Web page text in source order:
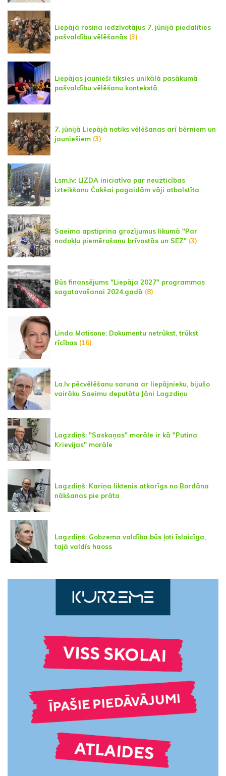
Liepājā rosina iedzīvotājus 7. jūnijā piedalīties
pašvaldību vēlēšanās (3)
Liepājas jaunieši tiksies unikālā pasākumā
pašvaldību vēlēšanu kontekstā
7. jūnijā Liepājā notiks vēlēšanas arī bērniem un
jauniešiem (3)
Lsm.lv: LIZDA iniciatīva par neuzticības
izteikšanu Čakšai pagaidām vāji atbalstīta
Saeima apstiprina grozījumus likumā "Par
nodokļu piemērošanu brīvostās un SEZ" (3)
Būs finansējums "Liepāja 2027" programmas
sagatavošanai 2024.gadā (8)
Linda Matisone: Dokumentu netrūkst, trūkst
rīcības (16)
La.lv pēcvēlēšanu saruna ar liepājnieku, bijušo
vairāku Saeimu deputātu Jāni Lagzdiņu
Lagzdiņš: "Saskaņas" morāle ir kā "Putina
Krievijas" morāle
Lagzdiņš: Kariņa liktenis atkarīgs no Bordāna
nākšanas pie prāta
Lagzdiņš: Gobzema valdība būs ļoti īslaicīga,
tajā valdīs haoss